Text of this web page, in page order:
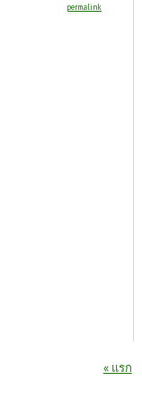
permalink
« แรก